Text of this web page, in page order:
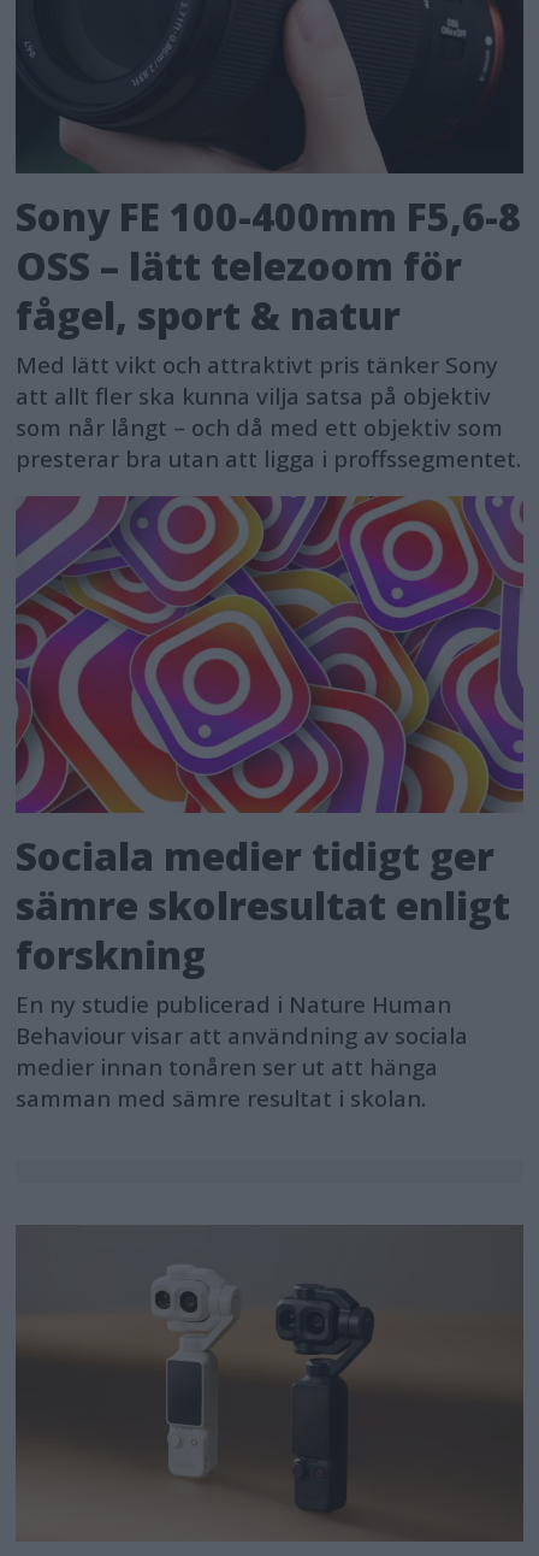
Sony FE 100-400mm F5,6-8
OSS – lätt telezoom för
fågel, sport & natur
Med lätt vikt och attraktivt pris tänker Sony
att allt fler ska kunna vilja satsa på objektiv
som når långt – och då med ett objektiv som
presterar bra utan att ligga i proffssegmentet.
Sociala medier tidigt ger
sämre skolresultat enligt
forskning
En ny studie publicerad i Nature Human
Behaviour visar att användning av sociala
medier innan tonåren ser ut att hänga
samman med sämre resultat i skolan.